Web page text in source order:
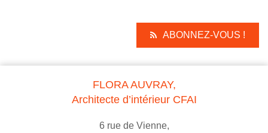
ABONNEZ-VOUS !
FLORA AUVRAY,
Architecte d’intérieur CFAI
6 rue de Vienne,